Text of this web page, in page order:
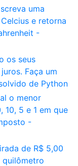
uma
e retorna
-
os seus
Faça um
de Python
o menor
10, 5 e 1 em que
-
de R$ 5,00
quilômetro